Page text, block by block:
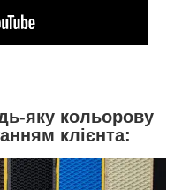
яку кольорову
клієнта: